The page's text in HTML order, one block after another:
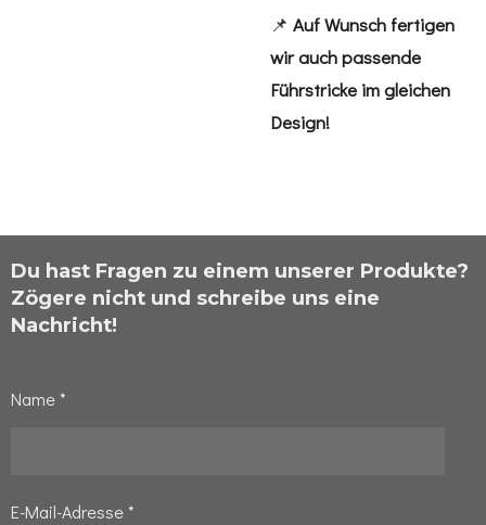
📌 Auf Wunsch fertigen
wir auch passende
Führstricke im gleichen
Design!
Du hast Fragen zu einem unserer Produkte?
Zögere nicht und schreibe uns eine
Nachricht!
Name *
E-Mail-Adresse *